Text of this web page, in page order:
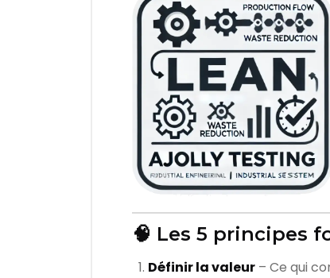
🧠 Les 5 principes
Définir la valeur – Ce qui